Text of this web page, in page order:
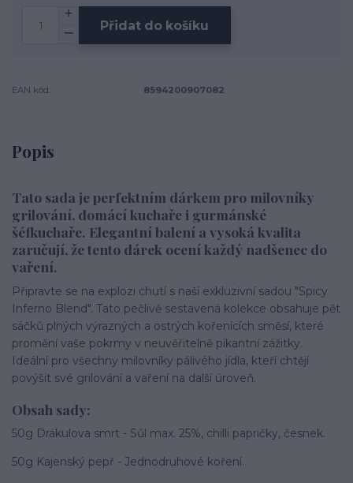
Přidat do košíku
EAN kód: 8594200907082
Popis
Tato sada je perfektním dárkem pro milovníky
grilování, domácí kuchaře i gurmánské
šéfkuchaře. Elegantní balení a vysoká kvalita
zaručují, že tento dárek ocení každý nadšenec do
vaření.
Připravte se na explozi chutí s naší exkluzivní sadou "Spicy
Inferno Blend". Tato pečlivě sestavená kolekce obsahuje pět
sáčků plných výrazných a ostrých kořenících směsí, které
promění vaše pokrmy v neuvěřitelně pikantní zážitky.
Ideální pro všechny milovníky pálivého jídla, kteří chtějí
povýšit své grilování a vaření na další úroveň.
Obsah sady:
50g Drákulova smrt - Sůl max. 25%, chilli papričky, česnek.
50g Kajenský pepř - Jednodruhové koření.